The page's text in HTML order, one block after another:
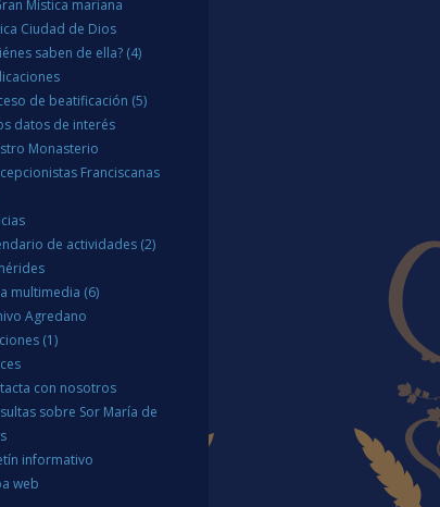
Mística mariana
Ciudad de Dios
saben de ella? (4)
de beatificación (5)
datos de interés
Monasterio
Franciscanas
de actividades (2)
multimedia (6)
Agredano
(1)
con nosotros
sobre Sor María de
informativo
web